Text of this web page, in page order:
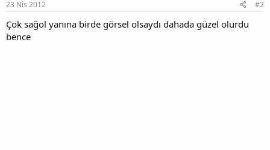
:
23 Nis 2012 #2
Çok sağol yanına birde görsel olsaydı dahada güzel olurdu
bence